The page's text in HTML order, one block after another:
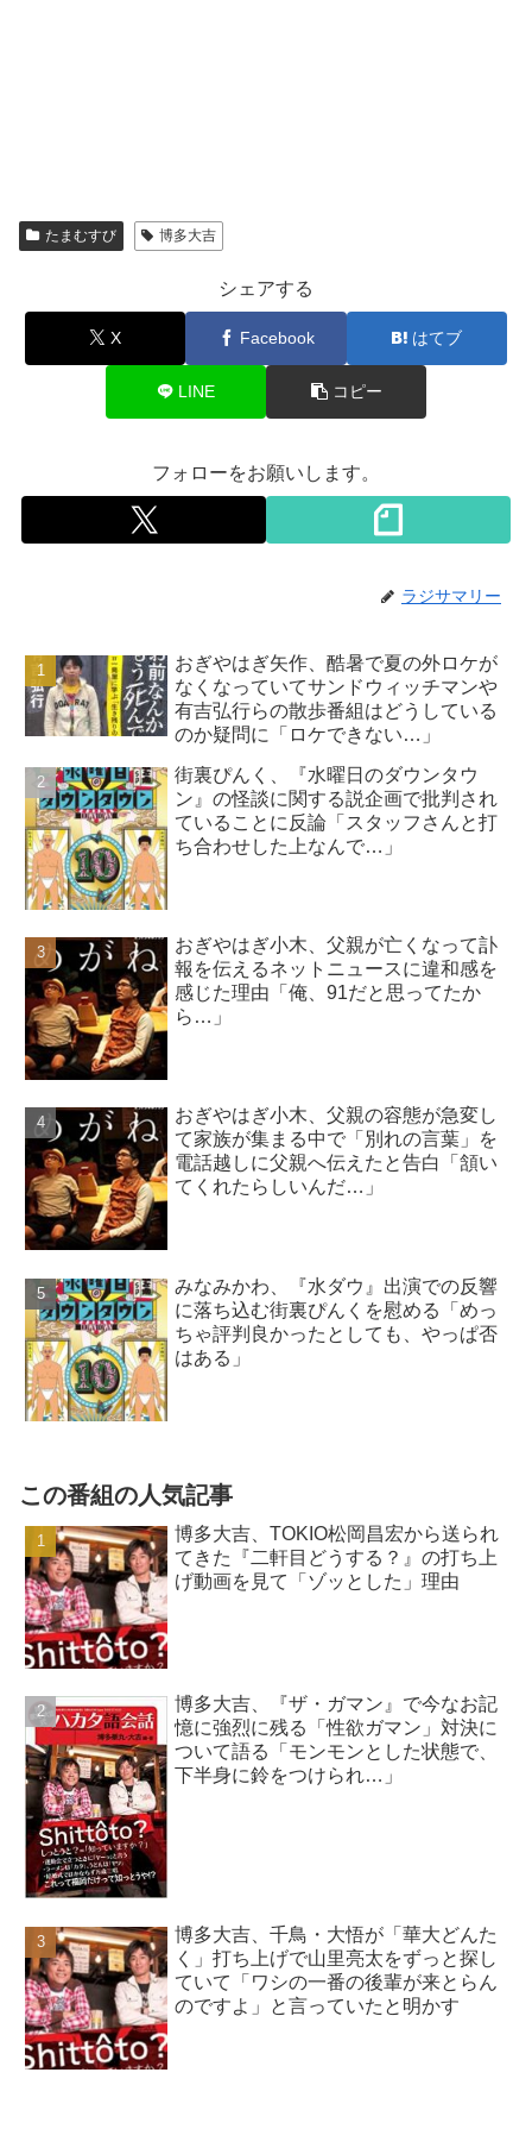
たまむすび 博多大吉
シェアする
X Facebook はてブ
LINE コピー
フォローをお願いします。
ラジサマリー
おぎやはぎ矢作、酷暑で夏の外ロケが
なくなっていてサンドウィッチマンや
有吉弘行らの散歩番組はどうしている
のか疑問に「ロケできない…」
街裏ぴんく、『水曜日のダウンタウ
ン』の怪談に関する説企画で批判され
ていることに反論「スタッフさんと打
ち合わせした上なんで…」
おぎやはぎ小木、父親が亡くなって訃
報を伝えるネットニュースに違和感を
感じた理由「俺、91だと思ってたか
ら…」
おぎやはぎ小木、父親の容態が急変し
て家族が集まる中で「別れの言葉」を
電話越しに父親へ伝えたと告白「頷い
てくれたらしいんだ…」
みなみかわ、『水ダウ』出演での反響
に落ち込む街裏ぴんくを慰める「めっ
ちゃ評判良かったとしても、やっぱ否
はある」
この番組の人気記事
博多大吉、TOKIO松岡昌宏から送られ
てきた『二軒目どうする？』の打ち上
げ動画を見て「ゾッとした」理由
博多大吉、『ザ・ガマン』で今なお記
憶に強烈に残る「性欲ガマン」対決に
ついて語る「モンモンとした状態で、
下半身に鈴をつけられ…」
博多大吉、千鳥・大悟が「華大どんた
く」打ち上げで山里亮太をずっと探し
ていて「ワシの一番の後輩が来とらん
のですよ」と言っていたと明かす